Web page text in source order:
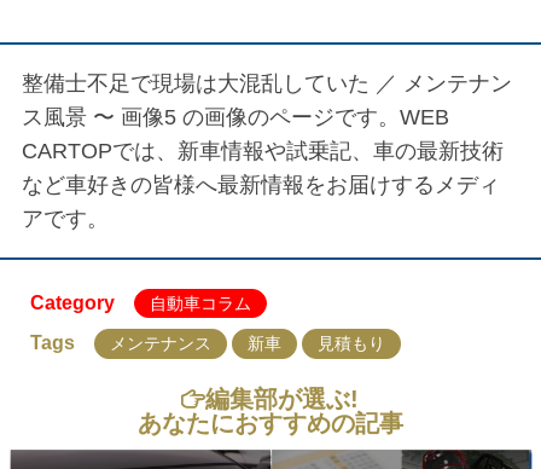
整備士不足で現場は大混乱していた ／ メンテナン
ス風景 〜 画像5 の画像のページです。WEB
CARTOPでは、新車情報や試乗記、車の最新技術
など車好きの皆様へ最新情報をお届けするメディ
アです。
Category 自動車コラム
Tags メンテナンス 新車 見積もり
編集部が選ぶ!
あなたにおすすめの記事